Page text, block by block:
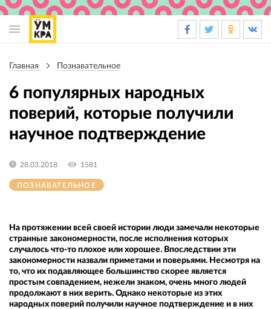
навигация
навигации
Главная Познавательное
6 популярных народных
поверий, которые получили
научное подтверждение
ПОЗНАВАТЕЛЬНОЕ
28.03.2018 1581
На протяжении всей своей истории люди замечали некоторые
странные закономерности, после исполнения которых
случалось что-то плохое или хорошее. Впоследствии эти
закономерности назвали приметами и поверьями. Несмотря на
то, что их подавляющее большинство скорее является
простым совпадением, нежели знаком, очень много людей
продолжают в них верить. Однако некоторые из этих
народных поверий получили научное подтверждение и в них